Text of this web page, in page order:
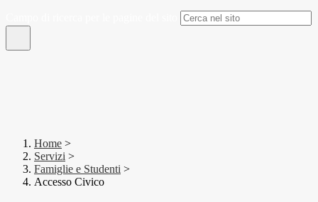
Home >
Servizi >
Famiglie e Studenti >
Accesso Civico